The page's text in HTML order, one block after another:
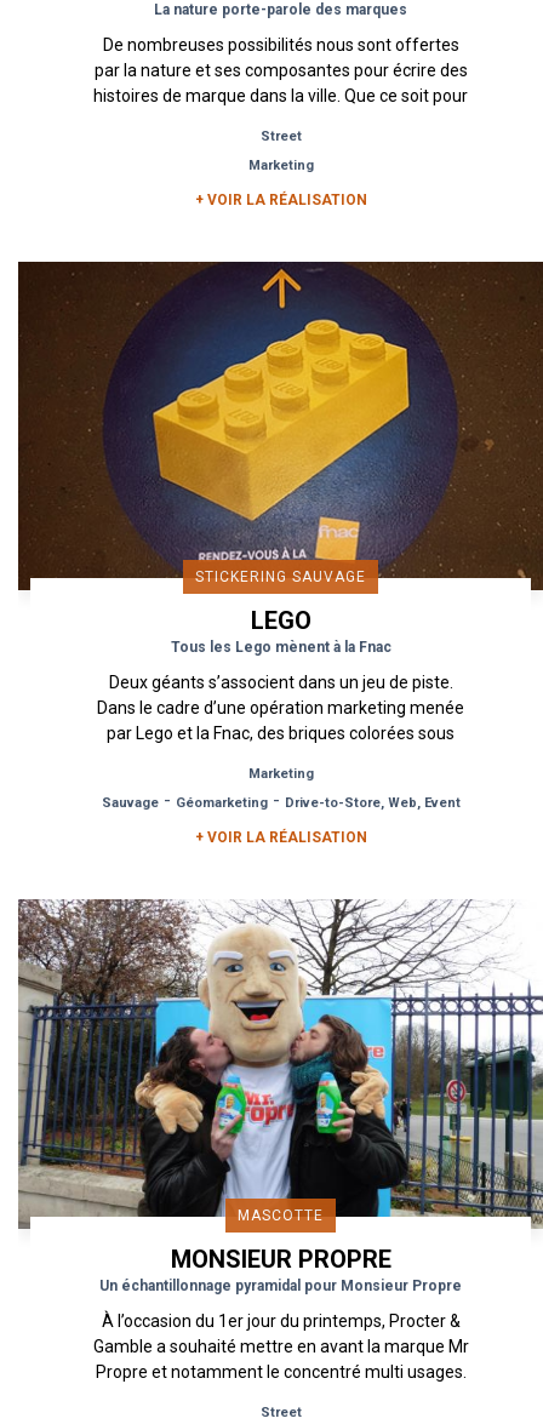
La nature porte-parole des marques
De nombreuses possibilités nous sont offertes
par la nature et ses composantes pour écrire des
histoires de marque dans la ville. Que ce soit pour
Street
Marketing
+ VOIR LA RÉALISATION
STICKERING SAUVAGE
LEGO
Tous les Lego mènent à la Fnac
Deux géants s’associent dans un jeu de piste.
Dans le cadre d’une opération marketing menée
par Lego et la Fnac, des briques colorées sous
Marketing
Sauvage- Géomarketing- Drive-to-Store, Web, Event
+ VOIR LA RÉALISATION
MASCOTTE
MONSIEUR PROPRE
Un échantillonnage pyramidal pour Monsieur Propre
À l’occasion du 1er jour du printemps, Procter &
Gamble a souhaité mettre en avant la marque Mr
Propre et notamment le concentré multi usages.
Street